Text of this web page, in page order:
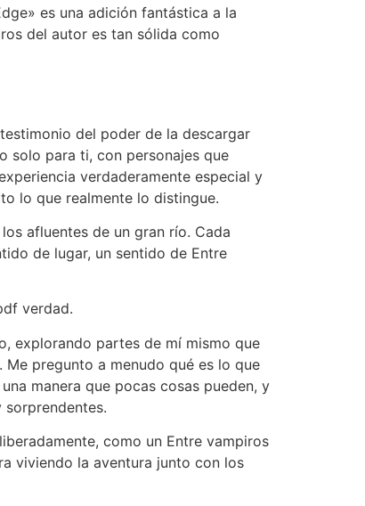
es una adición fantástica a la
del autor es tan sólida como
del poder de la descargar
solo para ti, con personajes que
verdaderamente especial y
lo que realmente lo distingue.
afluentes de un gran río. Cada
de lugar, un sentido de Entre
verdad.
explorando partes de mí mismo que
pregunto a menudo qué es lo que
manera que pocas cosas pueden, y
como un Entre vampiros
viviendo la aventura junto con los